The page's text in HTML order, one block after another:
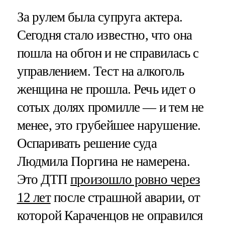
За рулем была супруга актера.
Сегодня стало известно, что она
пошла на обгон и не справилась с
управлением. Тест на алкоголь
женщина не прошла. Речь идет о
сотых долях промилле — и тем не
менее, это грубейшее нарушение.
Оспаривать решение суда
Людмила Поргина не намерена.
Это ДТПпроизошло ровно через
12 летпосле страшной аварии, от
которой Караченцов не оправился